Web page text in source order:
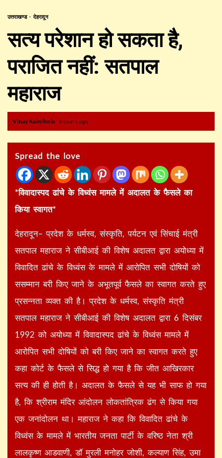
उत्तराखण्ड देहरादून
सत्य परेशान हो सकता है,
पराजित नहीं: सतपाल
महाराज
Vinay Kainthola 6 years ago
Spread the love
*विवादास्पद ढांचे के विध्वंस मामले में अदालत के फैसले का
किया स्वागत*
देहरादून– प्रदेश के धर्मस्व, संस्कृति, पर्यटन एवं सिंचाई मंत्री
सतपाल महाराज ने सीबीआई की विशेष अदालत द्वारा अयोध्या में
विवादित ढांचे के विध्वंस के मामले में आरोपित सभी दोषियों को
ससम्मान बरी किए जाने के अभूतपूर्व फैसले का स्वागत करते हुए
प्रसन्नता व्यक्त की है। प्रदेश के धर्मस्व, संस्कृति मंत्री
सतपाल महाराज ने सीबीआई की विशेष अदालत द्वारा 6 दिसंबर
1992 को अयोध्या में विवादास्पद ढांचे के विध्वंस मामले में
आरोपित सभी दोषियों को बरी किए जाने का स्वागत करते हुए
कहा कोर्ट के फैसले से सिद्ध हो गया है कि जीत आखिरकार
सत्य की ही होती है। अदालत के फैसले से यह भी साफ हो गया
है, कि श्रीराम मंदिर आंदोलन लोकतांत्रिक ढंग से किया गया
एक जनांदोलन था। महाराज ने कहा कि विवादित ढांचे के
विध्वंस के मामले में भारतीय जनता पार्टी के वरिष्ठ नेता श्री
लालकृष्ण आडवाणी, डॉ मुरली मनोहर जोशी, कल्याण सिंह, उमा